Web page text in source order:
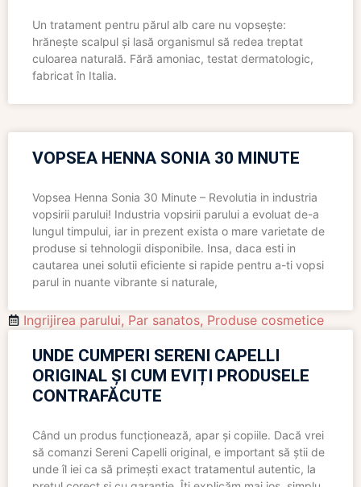
Un tratament pentru părul alb care nu vopsește:
hrănește scalpul și lasă organismul să redea treptat
culoarea naturală. Fără amoniac, testat dermatologic,
fabricat în Italia.
VOPSEA HENNA SONIA 30 MINUTE
Vopsea Henna Sonia 30 Minute – Revolutia in industria
vopsirii parului! Industria vopsirii parului a evoluat de-a
lungul timpului, iar in prezent exista o mare varietate de
produse si tehnologii disponibile. Insa, daca esti in
cautarea unei solutii eficiente si rapide pentru a-ti vopsi
parul in nuante vibrante si naturale,
Ingrijirea parului, Par sanatos, Produse cosmetice
UNDE CUMPERI SERENI CAPELLI
ORIGINAL ȘI CUM EVIȚI PRODUSELE
CONTRAFĂCUTE
Când un produs funcționează, apar și copiile. Dacă vrei
să comanzi Sereni Capelli original, e important să știi de
unde îl iei ca să primești exact tratamentul autentic, la